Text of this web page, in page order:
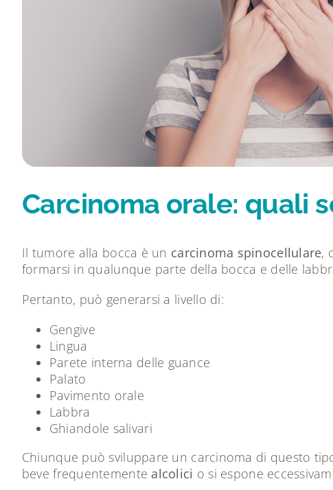
Carcinoma orale: quali
Il tumore alla bocca è un carcinoma spinocellulare,
formarsi in qualunque parte della bocca e delle
Pertanto, può generarsi a livello di:
Gengive
Lingua
Parete interna delle guance
Palato
Pavimento orale
Labbra
Ghiandole salivari
Chiunque può sviluppare un carcinoma di questo
beve frequentemente alcolici o si espone